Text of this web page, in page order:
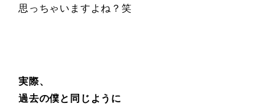
思っちゃいますよね？笑
実際、
過去の僕と同じように